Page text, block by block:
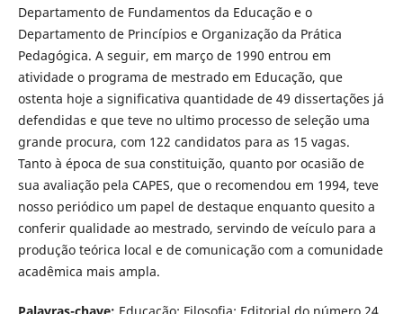
Departamento de Fundamentos da Educação e o
Departamento de Princípios e Organização da Prática
Pedagógica. A seguir, em março de 1990 entrou em
atividade o programa de mestrado em Educação, que
ostenta hoje a significativa quantidade de 49 dissertações já
defendidas e que teve no ultimo processo de seleção uma
grande procura, com 122 candidatos para as 15 vagas.
Tanto à época de sua constituição, quanto por ocasião de
sua avaliação pela CAPES, que o recomendou em 1994, teve
nosso periódico um papel de destaque enquanto quesito a
conferir qualidade ao mestrado, servindo de veículo para a
produção teórica local e de comunicação com a comunidade
acadêmica mais ampla.